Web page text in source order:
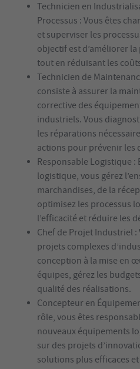
Technicien en
Processus : Vous êtes
et superviser les
objectif est d’améliorer
tout en réduisant les
Technicien de
consiste à assurer la
corrective des
industriels. Vous
les réparations
actions pour prévenir
Responsable Logistique :
logistique, vous gérez
marchandises, de la
optimisez les processus
l’efficacité et réduire les
Chef de Projet Industriel :
projets complexes
conception à la mise en
équipes, gérez les
qualité des réalisations.
Concepteur en
rôle, vous êtes
nouveaux équipements
sur des projets
solutions plus efficaces